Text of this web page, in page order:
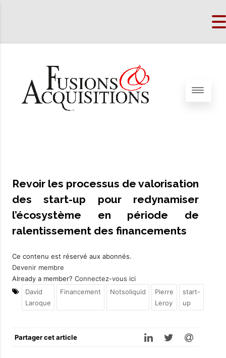
Revoir les processus de valorisation
des start-up pour redynamiser
l’écosystème en période de
ralentissement des financements
Ce contenu est réservé aux abonnés.
Devenir membre
Already a member? Connectez-vous ici
David
Laroque
Financement Notsoliquid
Pierre
Leroy
start-
up
Partager cet article